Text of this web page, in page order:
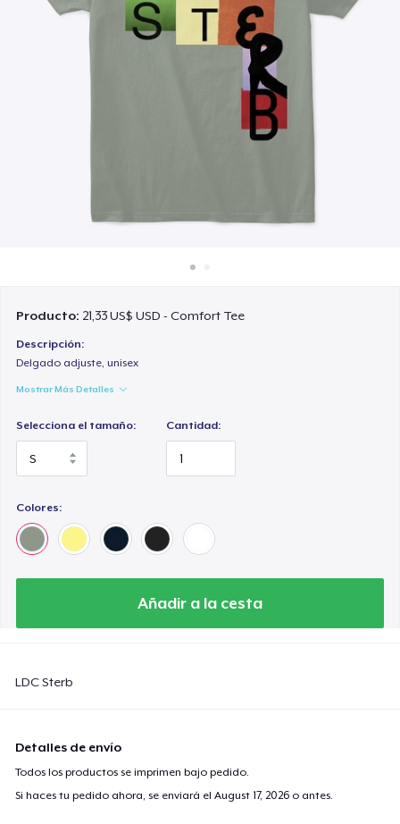
Venda en todas partes
Venda lo que sea
Producto: 21,33 US$ USD - Comfort Tee
Descripción:
Delgado adjuste, unisex
Mostrar Más Detalles
Selecciona el tamaño: Cantidad:
Colores:
Añadir a la cesta
LDC Sterb
Detalles de envío
Todos los productos se imprimen bajo pedido.
Si haces tu pedido ahora, se enviará elAugust 17, 2026 o antes.